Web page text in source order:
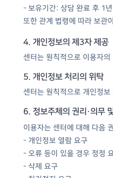
- 보유기간: 상담 완료 후 1년
또한 관계 법령에 따라 보관
4. 개인정보의 제3자 제공
센터는 원칙적으로 이용자
5. 개인정보 처리의 위탁
센터는 원칙적으로 개인정
6. 정보주체의 권리·의무
이용자는 센터에 대해 다음
- 개인정보 열람 요구
- 오류 등이 있을 경우 정정
- 삭제 요구